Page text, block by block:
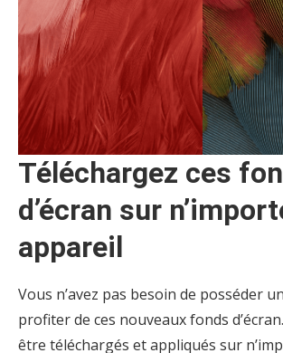
Téléchargez ces
d’écran sur
appareil
Vous n’avez pas besoin de posséder
profiter de ces nouveaux fonds
être téléchargés et appliqués sur